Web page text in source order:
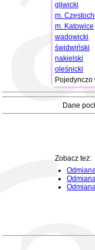
gliwicki
m.
m. Katowice
wadowicki
świdwiński
nakielski
oleśnicki
Dane
Zobacz też: